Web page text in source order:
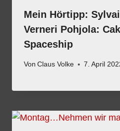
Mein Hörtipp:
Verneri Pohjola:
Spaceship
Von Claus Volke 7. April